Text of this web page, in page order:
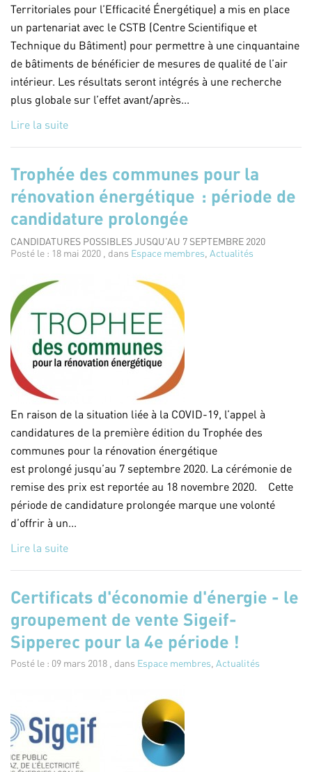
Territoriales pour l’Efficacité Énergétique) a mis en place
un partenariat avec le CSTB (Centre Scientifique et
Technique du Bâtiment) pour permettre à une cinquantaine
de bâtiments de bénéficier de mesures de qualité de l’air
intérieur. Les résultats seront intégrés à une recherche
plus globale sur l’effet avant/après...
Lire la suite
Trophée des communes pour la
rénovation énergétique : période de
candidature prolongée
CANDIDATURES POSSIBLES JUSQU’AU 7 SEPTEMBRE 2020
Posté le : 18 mai 2020 , dans Espace membres, Actualités
En raison de la situation liée à la COVID-19, l’appel à
candidatures de la première édition du Trophée des
communes pour la rénovation énergétique
est prolongé jusqu’au 7 septembre 2020. La cérémonie de
remise des prix est reportée au 18 novembre 2020. Cette
période de candidature prolongée marque une volonté
d’offrir à un...
Lire la suite
Certificats d'économie d'énergie - le
groupement de vente Sigeif-
Sipperec pour la 4e période !
Posté le : 09 mars 2018 , dans Espace membres, Actualités